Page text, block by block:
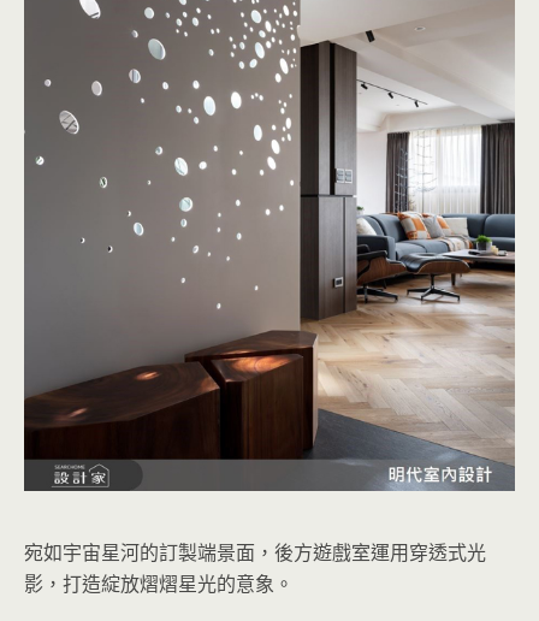
宛如宇宙星河的訂製端景面，後方遊戲室運用穿透式光
影，打造綻放熠熠星光的意象。